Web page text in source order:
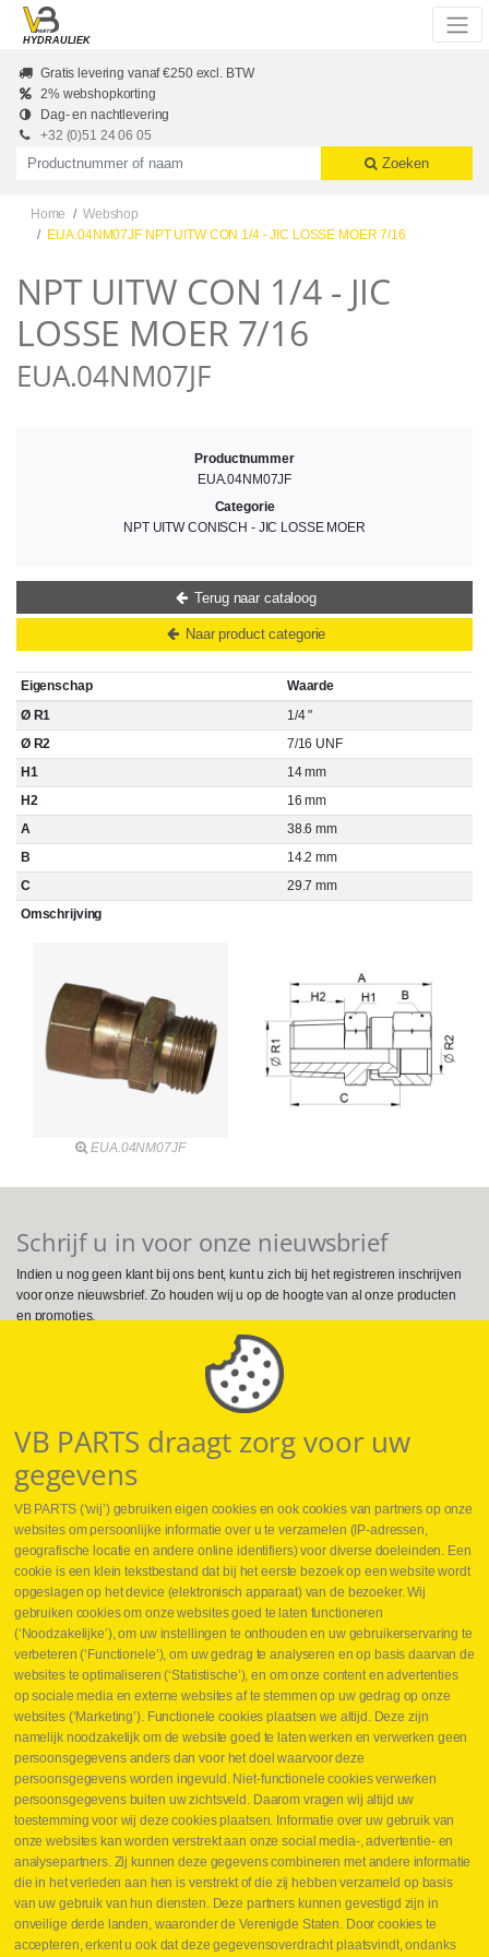
Skip to main content
HYDRAULIEK
Gratis levering vanaf €250 excl. BTW
2% webshopkorting
Dag- en nachtlevering
+32 (0)51 24 06 05
Productnummer of naam
Zoeken
Home
Webshop
EUA.04NM07JF NPT UITW CON 1/4 - JIC LOSSE MOER 7/16
NPT UITW CON 1/4 - JIC
LOSSE MOER 7/16
EUA.04NM07JF
Eigenschap
Waarde
Ø R1
1/4 "
Ø R2
7/16 UNF
H1
14 mm
H2
16 mm
A
38.6 mm
B
14.2 mm
C
29.7 mm
Omschrijving
EUA.04NM07JF
Productnummer
EUA.04NM07JF
Categorie
NPT UITW CONISCH - JIC LOSSE MOER
Terug naar cataloog
Naar product categorie
Schrijf u in voor onze nieuwsbrief
Indien u nog geen klant bij ons bent, kunt u zich bij het registreren inschrijven
voor onze nieuwsbrief. Zo houden wij u op de hoogte van al onze producten
en promoties.
Volg ons op Social Media
Webshop
Nieuws
Jobs
Contact
Leveringen
Drukcontrole set
Persmaten
Herstellen cilinders
Hoe opmeten?
Hydrogroepen
Hydraulische slangen
Contact VB Parts
Abraham Hansstraat 7 ,B-8800 Roeselare
Tel. +32 (0)51 24 06 05
E-mail info@vbparts.be
VB PARTS draagt zorg voor uw
gegevens
VB PARTS (‘wij’) gebruiken eigen cookies en ook cookies van partners op onze
websites om persoonlijke informatie over u te verzamelen (IP-adressen,
geografische locatie en andere online identifiers) voor diverse doeleinden. Een
cookie is een klein tekstbestand dat bij het eerste bezoek op een website wordt
opgeslagen op het device (elektronisch apparaat) van de bezoeker. Wij
gebruiken cookies om onze websites goed te laten functioneren
(‘Noodzakelijke’), om uw instellingen te onthouden en uw gebruikerservaring te
verbeteren (‘Functionele’), om uw gedrag te analyseren en op basis daarvan de
websites te optimaliseren (‘Statistische’), en om onze content en advertenties
op sociale media en externe websites af te stemmen op uw gedrag op onze
websites (‘Marketing’). Functionele cookies plaatsen we altijd. Deze zijn
namelijk noodzakelijk om de website goed te laten werken en verwerken geen
persoonsgegevens anders dan voor het doel waarvoor deze
persoonsgegevens worden ingevuld. Niet-functionele cookies verwerken
persoonsgegevens buiten uw zichtsveld. Daarom vragen wij altijd uw
toestemming voor wij deze cookies plaatsen. Informatie over uw gebruik van
onze websites kan worden verstrekt aan onze social media-, advertentie- en
analysepartners. Zij kunnen deze gegevens combineren met andere informatie
die in het verleden aan hen is verstrekt of die zij hebben verzameld op basis
van uw gebruik van hun diensten. Deze partners kunnen gevestigd zijn in
onveilige derde landen, waaronder de Verenigde Staten. Door cookies te
accepteren, erkent u ook dat deze gegevensoverdracht plaatsvindt, ondanks